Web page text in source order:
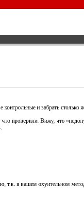
и забрать столько
проверили. Вижу, что
т.к. в вашем охуительном